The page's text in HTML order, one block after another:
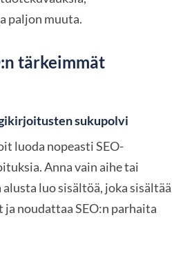
paljon muuta.
tärkeimmät
sukupolvi
luoda nopeasti SEO-
Anna vain aihe tai
luo sisältöä, joka sisältää
noudattaa SEO:n parhaita